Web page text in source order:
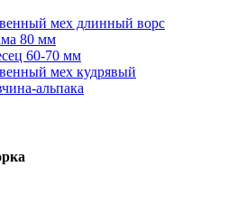
мех длинный ворс
80 мм
60-70 мм
мех кудрявый
альпака